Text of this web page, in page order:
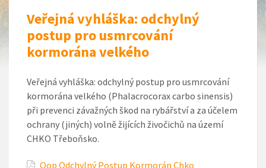
Veřejná vyhláška: odchylný
postup pro usmrcování
kormorána velkého
Veřejná vyhláška: odchylný postup pro usmrcování
kormorána velkého (Phalacrocorax carbo sinensis)
při prevenci závažných škod na rybářství a za účelem
ochrany (jiných) volně žijících živočichů na území
CHKO Třeboňsko.
Oop Odchylný Postup Kormorán Chko